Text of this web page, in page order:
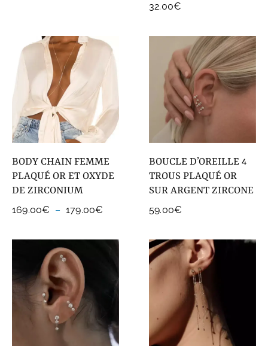
32.00€
BODY CHAIN FEMME
PLAQUÉ OR ET OXYDE
DE ZIRCONIUM
169.00€ – 179.00€
169.00€
BOUCLE D’OREILLE 4
TROUS PLAQUÉ OR
SUR ARGENT ZIRCONE
59.00€